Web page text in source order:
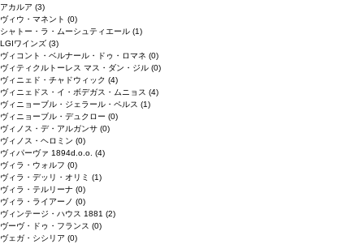
アカルア (3)
ヴィウ・マネント (0)
シャトー・ラ・ムーシュティエール (1)
LGIワインズ (3)
ヴィコント・ベルナール・ドゥ・ロマネ (0)
ヴィティクルトーレス マス・ダン・ジル (0)
ヴィニェド・チャドウィック (4)
ヴィニェドス・イ・ボデガス・ムニョス (4)
ヴィニョーブル・ジェラール・ペルス (1)
ヴィニョーブル・デュクロー (0)
ヴィノス・デ・アルガンサ (0)
ヴィノス・ヘロミン (0)
ヴィパーヴァ 1894d.o.o. (4)
ヴィラ・ウォルフ (0)
ヴィラ・デッリ・オリミ (1)
ヴィラ・テルリーナ (0)
ヴィラ・ライアーノ (0)
ヴィンテージ・ハウス 1881 (2)
ヴーヴ・ドゥ・フランス (0)
ヴェガ・シシリア (0)